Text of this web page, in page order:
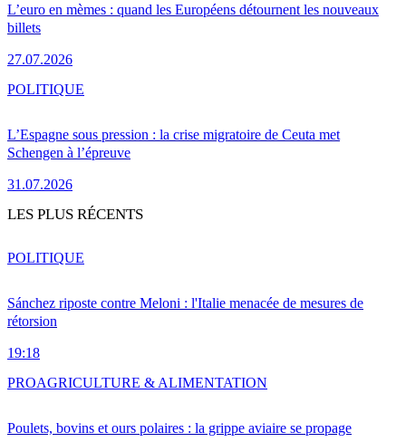
L’euro en mèmes : quand les Européens détournent les nouveaux
billets
27.07.2026
L’Espagne sous pression : la crise migratoire de Ceuta met
Schengen à l’épreuve
31.07.2026
POLITIQUE
LES PLUS RÉCENTS
Sánchez riposte contre Meloni : l'Italie menacée de mesures de
rétorsion
19:18
POLITIQUE
Poulets, bovins et ours polaires : la grippe aviaire se propage
PROAGRICULTURE & ALIMENTATION